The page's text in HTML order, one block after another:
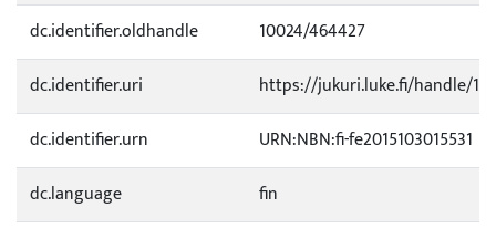
dc.identifier.oldhandle
10024/464427
dc.identifier.uri
https://jukuri.luke.fi/handle/
dc.identifier.urn
URN:NBN:fi-fe2015103015531
dc.language
fin